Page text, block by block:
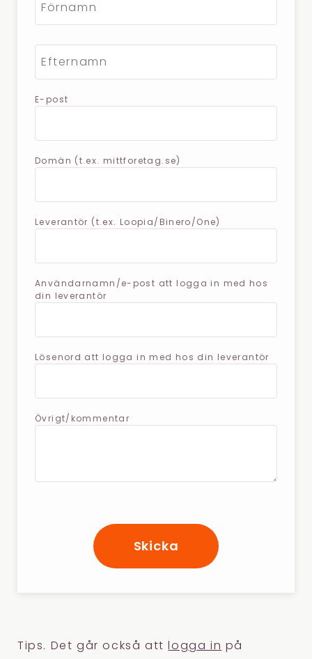
E-post
Domän (t.ex. mittforetag.se)
Leverantör (t.ex. Loopia/Binero/One)
Användarnamn/e-post att logga in med hos
din leverantör
Lösenord att logga in med hos din leverantör
Övrigt/kommentar
Skicka
Tips. Det går också attlogga in på